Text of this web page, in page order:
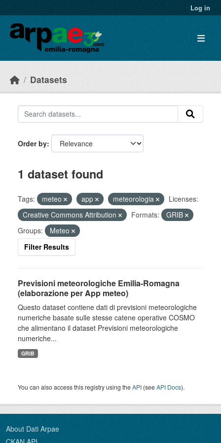
Log in
Datasets
Order by
1 dataset found
Tags: meteo app meteorologia
Licenses:
Creative Commons Attribution
Formats:
GRIB
Groups:
Meteo
Filter Results
Previsioni meteorologiche Emilia-Romagna
(elaborazione per App meteo)
Questo dataset contiene dati di previsioni meteorologiche
numeriche basate sulle stesse catene operative COSMO
che alimentano il dataset Previsioni meteorologiche
numeriche...
GRIB
You can also access this registry using theAPI (seeAPI Docs).
About Dati Arpae